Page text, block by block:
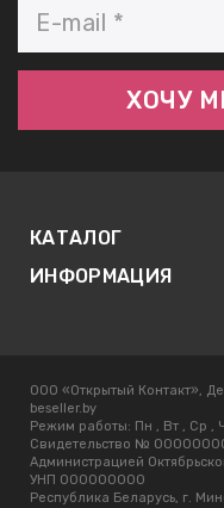
КАТАЛОГ
ИНФОРМАЦИЯ
ООО «Открытый Контакт»,
beseller.by
Режим работы: Пн , Вт , Ср ,
Свидетельство №
Администрацией
УНП 000000000
Республика Беларусь, г.